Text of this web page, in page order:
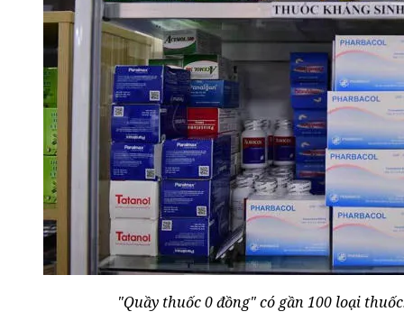
"Quầy thuốc 0 đồng" có gần 100 loại